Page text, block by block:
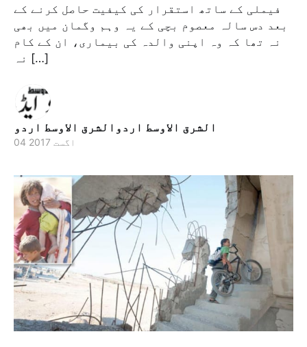
فیملی کے ساتھ استقرار کی کیفیت حاصل کرنے کے
بعد دس سالہ معصوم بچی کے یہ وہم وگمان میں بھی
نہ تھا کہ وہ اپنی والدہ کی بیماری، ان کے کام
نہ […]
الشرق الاوسط اردوالشرق الاوسط اردو
04 اگست 2017